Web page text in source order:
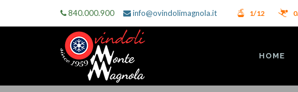
840.000.900 info@ovindolimagnola.it 1/12
HOME